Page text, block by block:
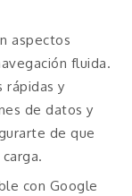
aspectos
fluida.
rápidas y
de datos y
de que
con Google